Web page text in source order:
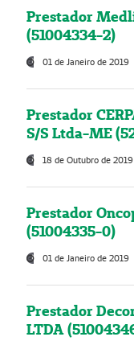
Prestador
(51004334-2)
01 de Janeiro de 2019
Prestador
S/S Ltda-ME
18 de Outubro de 2019
Prestador
(51004335-0)
01 de Janeiro de 2019
Prestador
LTDA